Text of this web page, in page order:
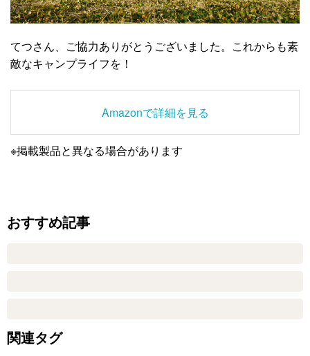
てつさん、ご協力ありがとうございました。これからも素
敵なキャンプライフを！
Amazonで詳細を見る
※掲載製品と異なる場合があります
おすすめ記事
関連タグ